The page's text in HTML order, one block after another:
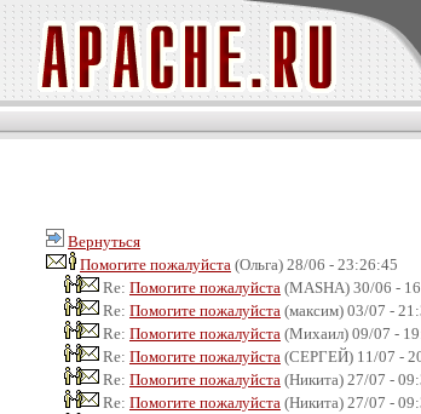
Вернуться
Помогите пожалуйста (Ольга) 28/06 - 23:26:45
Re: Помогите пожалуйста (MASHA) 30/06 -
Re: Помогите пожалуйста (максим) 03/07 -
Re: Помогите пожалуйста (Михаил) 09/07 -
Re: Помогите пожалуйста (СЕРГЕЙ) 11/07 -
Re: Помогите пожалуйста (Никита) 27/07 -
Re: Помогите пожалуйста (Никита) 27/07 -